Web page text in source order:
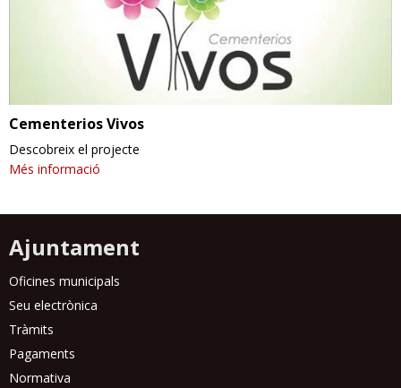
Cementerios Vivos
Descobreix el projecte
Més informació
Ajuntament
Oficines municipals
Seu electrònica
Tràmits
Pagaments
Normativa